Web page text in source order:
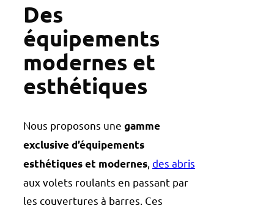
Des
équipements
modernes et
esthétiques
Nous proposons une gamme
exclusive d’équipements
esthétiques et modernes des abris
aux volets roulants en passant par
les couvertures à barres. Ces